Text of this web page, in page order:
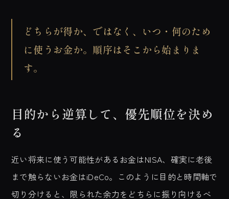
どちらが得か、ではなく、いつ・何のため
に使うお金か。順序はそこから始まりま
す。
目的から逆算して、優先順位を決め
る
近い将来に使う可能性があるお金はNISA、確実に老後
まで触らないお金はiDeCo。このように目的と時間軸で
切り分けると、限られた余力をどちらに振り向けるべ